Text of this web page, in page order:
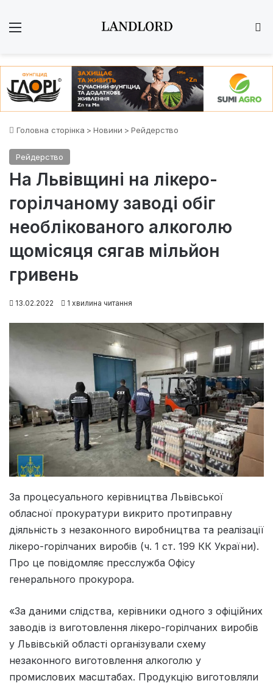
Головна сторінка > Новини > Рейдерство
Рейдерство
На Львівщині на лікеро-
горілчаному заводі обіг
необлікованого алкоголю
щомісяця сягав мільйон
гривень
13.02.2022 1 хвилина читання
За процесуального керівництва Львівської
обласної прокуратури викрито протиправну
діяльність з незаконного виробництва та реалізації
лікеро-горілчаних виробів (ч. 1 ст. 199 КК України).
Про це повідомляє пресслужба Офісу
генерального прокурора.
«За даними слідства, керівники одного з офіційних
заводів із виготовлення лікеро-горілчаних виробів
у Львівській області організували схему
незаконного виготовлення алкоголю у
промислових масштабах. Продукцію виготовляли